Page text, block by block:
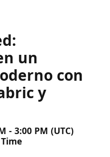
un
con
y
- 3:00 PM (UTC)